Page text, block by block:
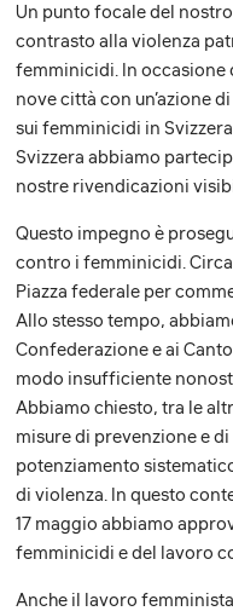
Un punto focale del
contrasto alla violenza
femminicidi. In occasione
nove città con un’azione
sui femminicidi in
Svizzera abbiamo
nostre rivendicazioni
Questo impegno è
contro i femminicidi.
Piazza federale per
Allo stesso tempo,
Confederazione e ai
modo insufficiente
Abbiamo chiesto, tra le
misure di prevenzione e
potenziamento
di violenza. In questo
17 maggio abbiamo
femminicidi e del lavoro
Anche il lavoro